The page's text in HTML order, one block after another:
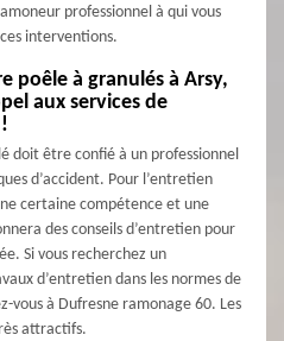
professionnel à qui vous
interventions.
poêle à granulés à Arsy,
aux services de
doit être confié à un professionnel
d’accident. Pour l’entretien
certaine compétence et une
des conseils d’entretien pour
Si vous recherchez un
d’entretien dans les normes de
vous à Dufresne ramonage 60. Les
attractifs.